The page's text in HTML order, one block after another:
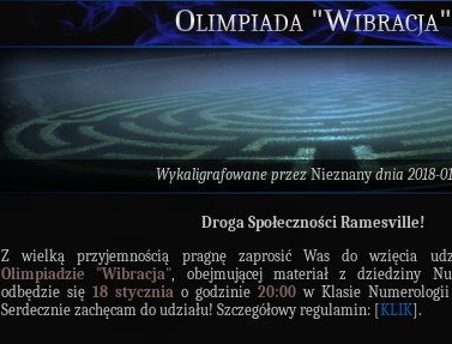
Olimpiada "Wibracja"
Wykaligrafowane przezNieznanydnia 2018-
Droga Społeczności Ramesville!
Z wielką przyjemnością pragnę zaprosić Was do wzięcia
Olimpiadzie "Wibracja", obejmującej materiał z dziedziny
odbędzie się 18 stycznia o godzinie 20:00 w Klasie
Serdecznie zachęcam do udziału! Szczegółowy regulamin: [KLIK].